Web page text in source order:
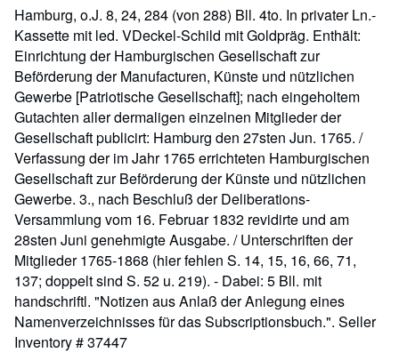
Hamburg, o.J. 8, 24, 284 (von 288) Bll. 4to. In privater Ln.-
Kassette mit led. VDeckel-Schild mit Goldpräg. Enthält:
Einrichtung der Hamburgischen Gesellschaft zur
Beförderung der Manufacturen, Künste und nützlichen
Gewerbe [Patriotische Gesellschaft]; nach eingeholtem
Gutachten aller dermaligen einzelnen Mitglieder der
Gesellschaft publicirt: Hamburg den 27sten Jun. 1765. /
Verfassung der im Jahr 1765 errichteten Hamburgischen
Gesellschaft zur Beförderung der Künste und nützlichen
Gewerbe. 3., nach Beschluß der Deliberations-
Versammlung vom 16. Februar 1832 revidirte und am
28sten Juni genehmigte Ausgabe. / Unterschriften der
Mitglieder 1765-1868 (hier fehlen S. 14, 15, 16, 66, 71,
137; doppelt sind S. 52 u. 219). - Dabei: 5 Bll. mit
handschriftl. "Notizen aus Anlaß der Anlegung eines
Namenverzeichnisses für das Subscriptionsbuch.". Seller
Inventory # 37447